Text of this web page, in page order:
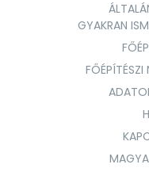
GYAKRAN
FŐÉPÍTÉSZI